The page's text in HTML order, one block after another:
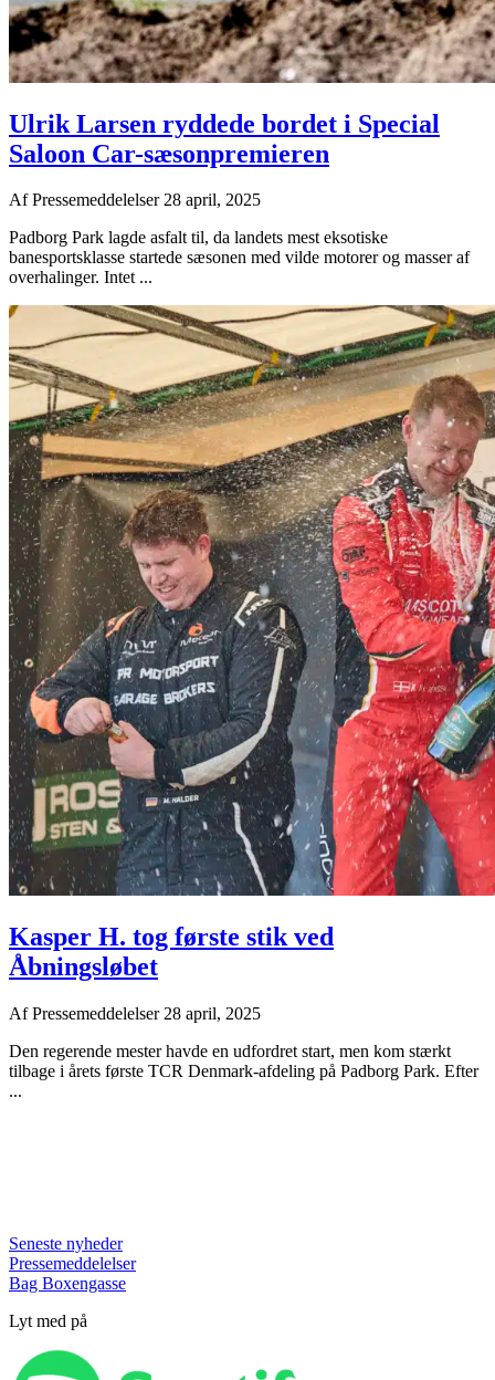
Ulrik Larsen ryddede bordet i Special
Saloon Car-sæsonpremieren
AfPressemeddelelser28 april, 2025
Padborg Park lagde asfalt til, da landets mest eksotiske
banesportsklasse startede sæsonen med vilde motorer og masser af
overhalinger. Intet ...
Kasper H. tog første stik ved
Åbningsløbet
AfPressemeddelelser 28 april, 2025
Den regerende mester havde en udfordret start, men kom stærkt
tilbage i årets første TCR Denmark-afdeling på Padborg Park. Efter
...
Seneste nyheder
Pressemeddelelser
Bag Boxengasse
Lyt med på